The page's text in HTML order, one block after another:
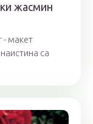
жасмин
- макет
са